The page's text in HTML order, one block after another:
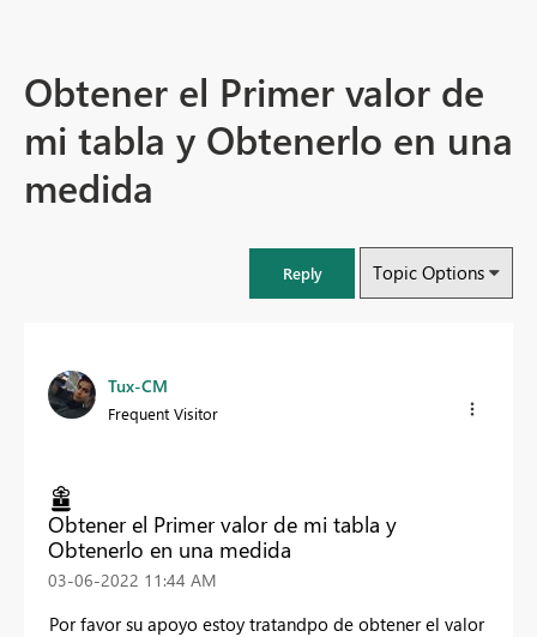
Obtener el Primer valor de
mi tabla y Obtenerlo en una
medida
Reply Topic Options
Tux-CM
Frequent Visitor
Obtener el Primer valor de mi tabla y
Obtenerlo en una medida
‎03-06-2022 11:44 AM
Por favor su apoyo estoy tratandpo de obtener el valor